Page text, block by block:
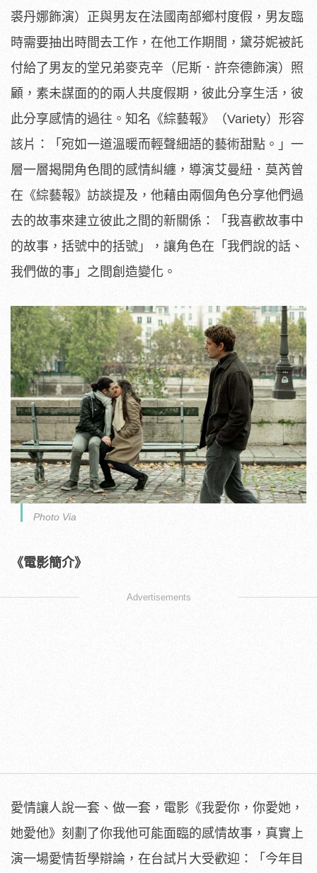
裘丹娜飾演） 正與男友在法國南部鄉村度假，男友臨
時需要抽出時間去工作， 在他工作期間，黛芬妮被託
付給了男友的堂兄弟麥克辛（尼斯． 許奈德飾演）照
顧，素未謀面的的兩人共度假期，彼此分享生活， 彼
此分享感情的過往。知名《綜藝報》（Variety） 形容
該片：「宛如一道溫暖而輕聲細語的藝術甜點。」 一
層一層揭開角色間的感情糾纏，導演艾曼紐．莫芮曾
在《綜藝報》 訪談提及， 他藉由兩個角色分享他們過
去的故事來建立彼此之間的新關係：「 我喜歡故事中
的故事，括號中的括號」，讓角色在「我們說的話、
我們做的事」之間創造變化。
Photo Via
《電影簡介》
Advertisements
愛情讓人說一套、做一套，電影《我愛你，你愛她，
她愛他》 刻劃了你我他可能面臨的感情故事，真實上
演一場愛情哲學辯論， 在台試片大受歡迎：「今年目